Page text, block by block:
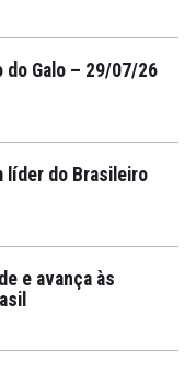
Galo – 29/07/26
líder do Brasileiro
e avança às